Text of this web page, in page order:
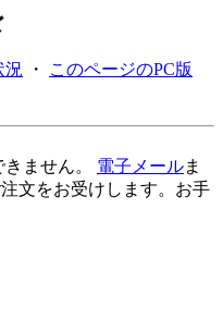
況 ・ このページのPC版
ません。 電子メールま
文をお受けします。お手